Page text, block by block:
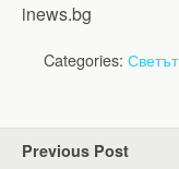
inews.bg
Categories: Светът
Previous Post